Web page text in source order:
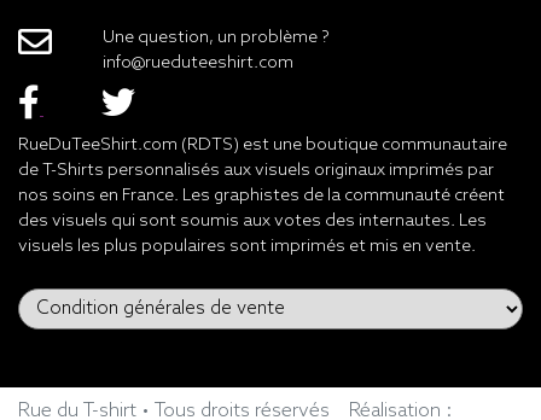
Une question, un problème ?
info@rueduteeshirt.com
RueDuTeeShirt.com (RDTS) est une boutique communautaire
de T-Shirts personnalisés aux visuels originaux imprimés par
nos soins en France. Les graphistes de la communauté créent
des visuels qui sont soumis aux votes des internautes. Les
visuels les plus populaires sont imprimés et mis en vente.
Rue du T-shirt • Tous droits réservés Réalisation :